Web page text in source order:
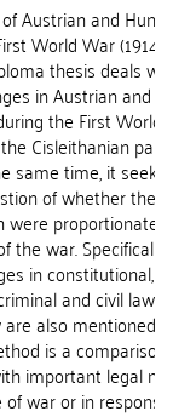
Austrian and
World War (1914 -
thesis deals
in Austrian and
the First World
Cisleithanian
same time, it seeks
of whether the
were proportionate
the war.
in constitutional,
and civil law.
also mentioned in
is a
important legal
war or in